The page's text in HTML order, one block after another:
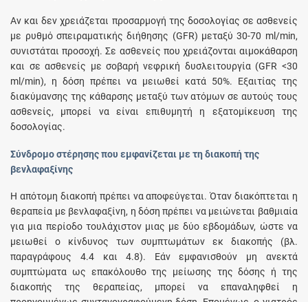
Αν και δεν χρειάζεται προσαρμογή της δοσολογίας σε ασθενείς
με ρυθμό σπειραματικής διήθησης (GFR) μεταξύ 30-70 ml/min,
συνιστάται προσοχή. Σε ασθενείς που χρειάζονται αιμοκάθαρση
και σε ασθενείς με σοβαρή νεφρική δυσλειτουργία (GFR <30
ml/min), η δόση πρέπει να μειωθεί κατά 50%. Εξαιτίας της
διακύμανσης της κάθαρσης μεταξύ των ατόμων σε αυτούς τους
ασθενείς, μπορεί να είναι επιθυμητή η εξατομίκευση της
δοσολογίας.
Σύνδρομο στέρησης που εμφανίζεται με τη διακοπή της
βενλαφαξίνης
Η απότομη διακοπή πρέπει να αποφεύγεται. Όταν διακόπτεται η
θεραπεία με βενλαφαξίνη, η δόση πρέπει να μειώνεται βαθμιαία
για μια περίοδο τουλάχιστον μιας με δύο εβδομάδων, ώστε να
μειωθεί ο κίνδυνος των συμπτωμάτων εκ διακοπής (βλ.
παραγράφους 4.4 και 4.8). Εάν εμφανισθούν μη ανεκτά
συμπτώματα ως επακόλουθο της μείωσης της δόσης ή της
διακοπής της θεραπείας, μπορεί να επαναληφθεί η